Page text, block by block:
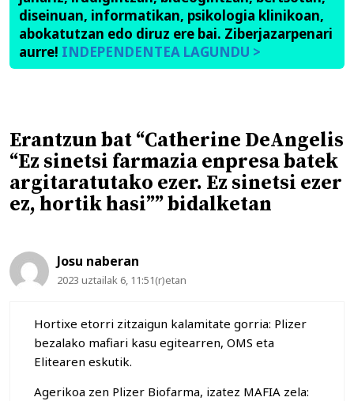
diseinuan, informatikan, psikologia klinikoan,
abokatutzan edo diruz ere bai. Ziberjazarpenari
aurre! INDEPENDENTEA LAGUNDU >
Erantzun bat “Catherine DeAngelis
“Ez sinetsi farmazia enpresa batek
argitaratutako ezer. Ez sinetsi ezer
ez, hortik hasi”” bidalketan
Josu naberan
2023 uztailak 6, 11:51(r)etan
Hortixe etorri zitzaigun kalamitate gorria: Plizer
bezalako mafiari kasu egitearren, OMS eta
Elitearen eskutik.
Agerikoa zen Plizer Biofarma, izatez MAFIA zela: